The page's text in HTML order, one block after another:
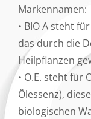
Markennamen:
• BIO A steht
das durch die
Heilpflanzen
• O.E. steht für
Ölessenz),
biologischen